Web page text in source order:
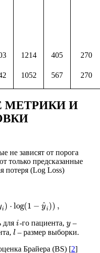
1214 405 270
1052 567 270
МЕТРИКИ И
не зависят от порога
только предсказанные
потеря (Log Loss)
i ) ⋅ log(1 − y
^i)) ,
дляi-го пациента,y–
l – размер выборки.
Брайера (BS) [2]